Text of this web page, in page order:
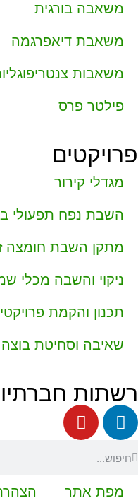
משאבה בורגית
משאבת דיאפרגמה
משאבות
פילטר פרס
פרויקטים
מגדלי קירור
השבת נפח תפעולי
מתקן השבת חומצה
ניקוי והשבה מכלי
תכנון והקמת
שאיבה וסחיטת בוצה
רשתות
מפת אתר